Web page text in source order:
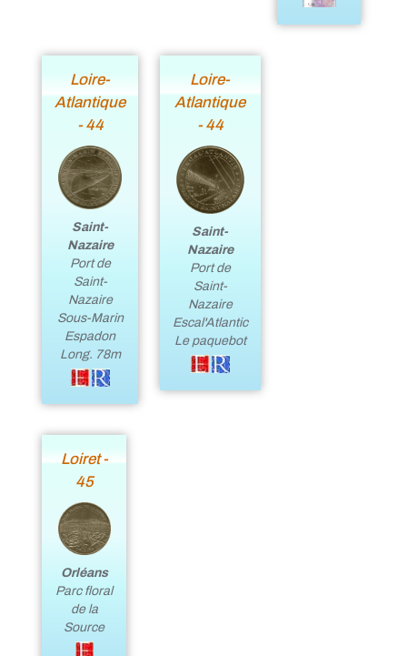
Loire-
Atlantique
- 44
Saint-
Nazaire
Port de
Saint-
Nazaire
Sous-Marin
Espadon
Long. 78m
Loire-
Atlantique
- 44
Saint-
Nazaire
Port de
Saint-
Nazaire
Escal'Atlantic
Le paquebot
Loiret -
45
Orléans
Parc floral
de la
Source